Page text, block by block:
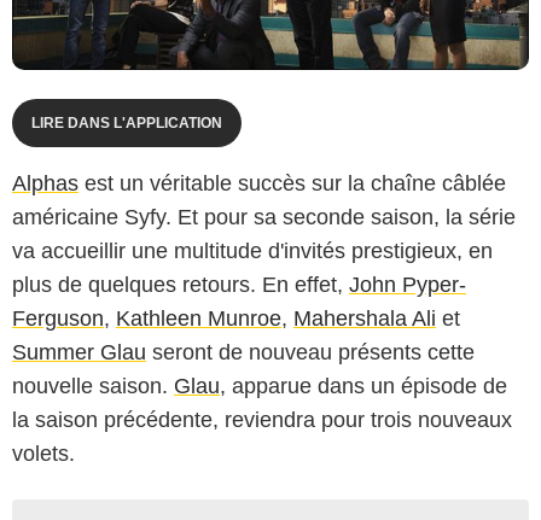
LIRE DANS L'APPLICATION
Alphas est un véritable succès sur la chaîne câblée
américaine Syfy. Et pour sa seconde saison, la série
va accueillir une multitude d'invités prestigieux, en
plus de quelques retours. En effet, John Pyper-
Ferguson, Kathleen Munroe, Mahershala Ali et
Summer Glau seront de nouveau présents cette
nouvelle saison. Glau, apparue dans un épisode de
la saison précédente, reviendra pour trois nouveaux
volets.